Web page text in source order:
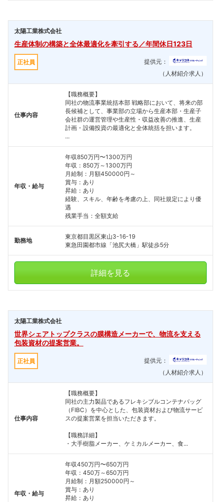
太陽工業株式会社
生産体制の構築と全体最適化を牽引する／年間休日123日
正社員
提供元：
（人材紹介求人）
仕事内容
【職務概要】
同社の物流事業統括本部 戦略部において、将来の部
長候補として、事業部の立場から生産本部・生産子
会社群の運営管理や生産性・収益改善の推進、生産
計画・設備投資の最適化と全体統括を担います。
...
年収・給与
年収850万円〜1300万円
年収：850万～1300万円
月給制：月額450000円～
賞与：あり
昇給：あり
経験、スキル、年齢を考慮の上、同社規定により優
遇
残業手当：全額支給
勤務地
東京都目黒区東山3-16-19
東急田園都市線「池尻大橋」駅徒歩5分
詳細を見る
太陽工業株式会社
世界シェアトップクラスの膜構造メーカーで、物流を支える
包装資材の提案営業。
正社員
提供元：
（人材紹介求人）
仕事内容
【職務概要】
同社の主力製品であるフレキシブルコンテナバッグ
（FIBC）を中心とした、包装資材および物流サービ
スの提案営業を担当いただきます。
【職務詳細】
・大手樹脂メーカー、ケミカルメーカー、食...
年収・給与
年収450万円〜650万円
年収：450万～650万円
月給制：月額250000円～
賞与：あり
昇給：あり